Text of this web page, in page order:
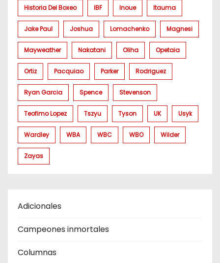
Historia Del Boxeo IBF Inoue Itauma
Jake Paul Joshua Lomachenko Magnesi
Mayweather Nakatani Oliha Opetaia
Ortiz Pacquiao Parker Rodriguez
Ryan Garcia Spence Stevenson
Teofimo Lopez Tszyu Tyson UK Usyk
Wardley WBA WBC WBO Wilder
Zayas
Adicionales
Campeones inmortales
Columnas